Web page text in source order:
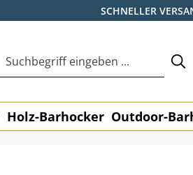
SCHNELLER
Holz-Barhocker Outdoor-